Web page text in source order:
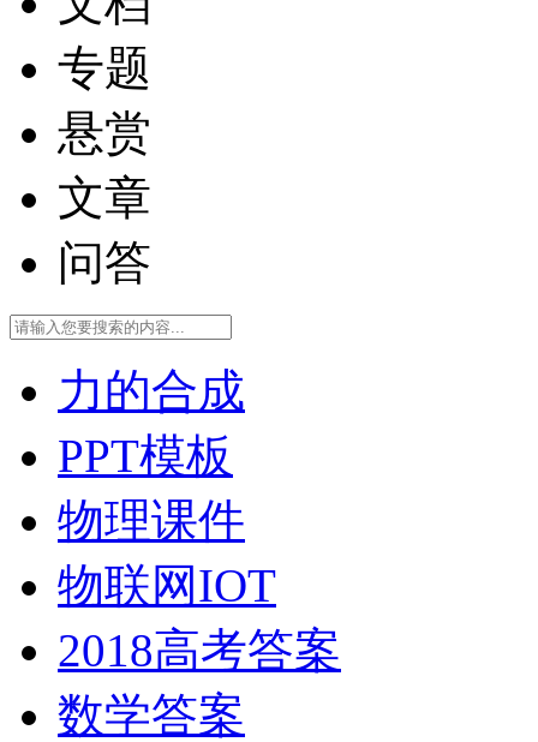
专题
悬赏
文章
问答
力的合成
PPT模板
物理课件
物联网IOT
2018高考答案
数学答案